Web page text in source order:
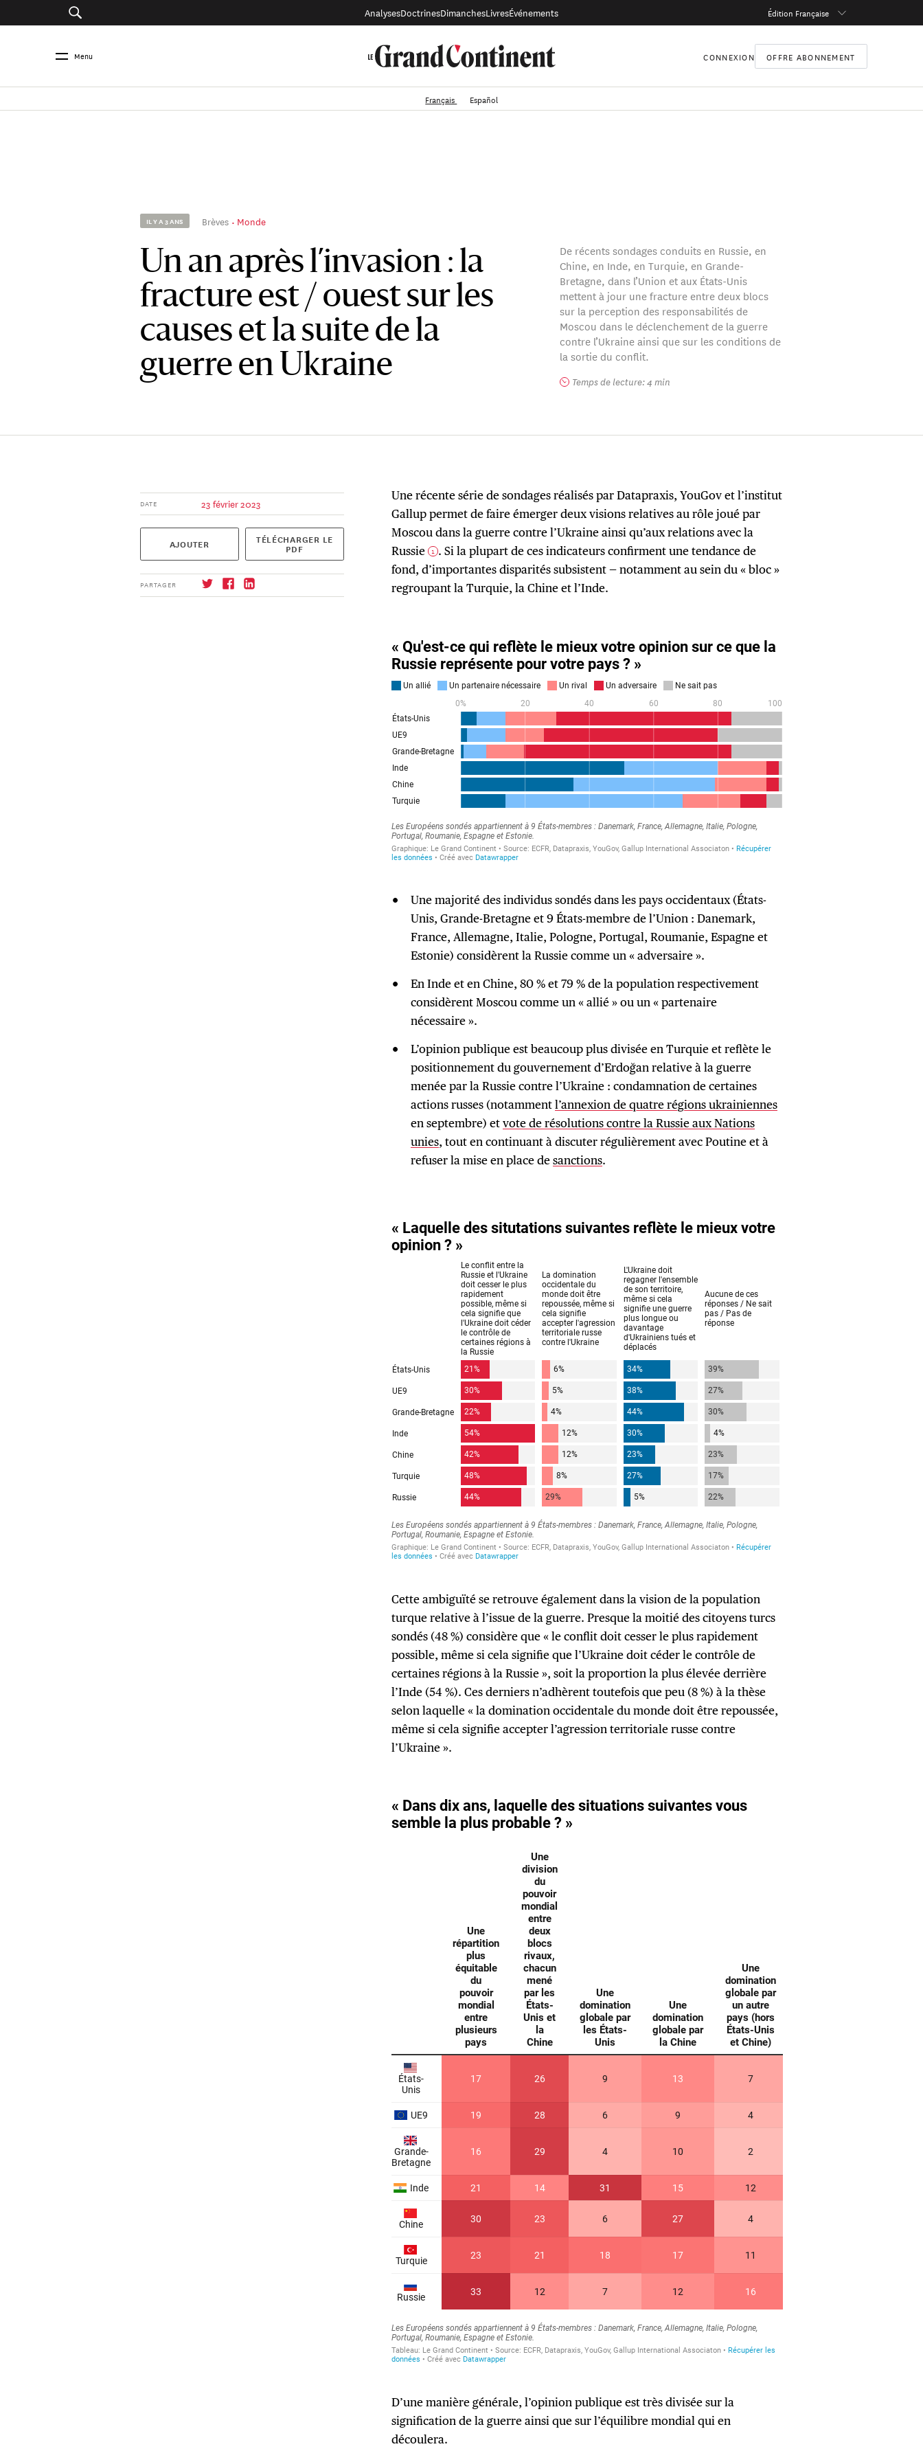
AnalysesDoctrinesDimanchesLivresÉvénements Édition Française
Menu CONNEXION OFFRE ABONNEMENT
Français Español
IL Y A 3 ANS Brèves Monde
Un an après l’invasion : la
fracture est / ouest sur les
causes et la suite de la
guerre en Ukraine
De récents sondages conduits en Russie, en
Chine, en Inde, en Turquie, en Grande-
Bretagne, dans l’Union et aux États-Unis
mettent à jour une fracture entre deux blocs
sur la perception des responsabilités de
Moscou dans le déclenchement de la guerre
contre l’Ukraine ainsi que sur les conditions de
la sortie du conflit.
Temps de lecture: 4 min
DATE 23 février 2023
AJOUTER TÉLÉCHARGER LE
PDF
PARTAGER
Une récente série de sondages réalisés par Datapraxis, YouGov et l’institut
Gallup permet de faire émerger deux visions relatives au rôle joué par
Moscou dans la guerre contre l’Ukraine ainsi qu’aux relations avec la
Russie 1 . Si la plupart de ces indicateurs confirment une tendance de
fond, d’importantes disparités subsistent — notamment au sein du « bloc »
regroupant la Turquie, la Chine et l’Inde.
Une majorité des individus sondés dans les pays occidentaux (États-
Unis, Grande-Bretagne et 9 États-membre de l’Union : Danemark,
France, Allemagne, Italie, Pologne, Portugal, Roumanie, Espagne et
Estonie) considèrent la Russie comme un « adversaire ».
En Inde et en Chine, 80 % et 79 % de la population respectivement
considèrent Moscou comme un « allié » ou un « partenaire
nécessaire ».
L’opinion publique est beaucoup plus divisée en Turquie et reflète le
positionnement du gouvernement d’Erdoğan relative à la guerre
menée par la Russie contre l’Ukraine : condamnation de certaines
actions russes (notammentl’annexion de quatre régions ukrainiennes
en septembre) etvote de résolutions contre la Russie aux Nations
unies, tout en continuant à discuter régulièrement avec Poutine et à
refuser la mise en place desanctions.
Cette ambiguïté se retrouve également dans la vision de la population
turque relative à l’issue de la guerre. Presque la moitié des citoyens turcs
sondés (48 %) considère que « le conflit doit cesser le plus rapidement
possible, même si cela signifie que l’Ukraine doit céder le contrôle de
certaines régions à la Russie », soit la proportion la plus élevée derrière
l’Inde (54 %). Ces derniers n’adhèrent toutefois que peu (8 %) à la thèse
selon laquelle « la domination occidentale du monde doit être repoussée,
même si cela signifie accepter l’agression territoriale russe contre
l’Ukraine ».
D’une manière générale, l’opinion publique est très divisée sur la
signification de la guerre ainsi que sur l’équilibre mondial qui en
découlera.